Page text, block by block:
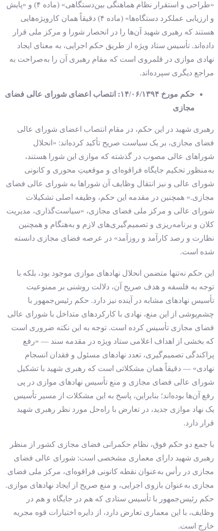
«طراحی و استقرار نظام هماهنگی بین‌دستگاهی» (ماده ۴) و «پایش
و ارزیابی عملکرد دستگاه‌ها» (ماده ۴) دقیقاً همان کارویژه‌هایی
هستند که رهبری شهید آن‌ها را در انحصار شورا و مرکز ملی قرار
داده‌اند. تأسیس ستاد ویژه از طریق حکم اجرایی، به معنای ایجاد
نهادی موازی در قلمروی است که مقام رهبری آن را به‌صراحت به
مراجع دیگری سپرده‌اند.
حکم مورخ ۱۴/۰۶/۱۳۹۴: انتصاب اعضای شورای عالی فضای
مجازی
رهبری شهید در این حکم، در مقام انتصاب اعضای شورای عالی
فضای مجازی، بر یک سیاست صریح تأکید کرده‌اند: «انحلال
شوراهای عالی مصوب در گذشته که موازی این شورا هستند،
به‌منظور تحکیم جایگاه فراقوه‌ای و موقعیتِ محوری و کانونی
شورای عالی و نیز انتقال وظایف آن شوراها به شورای عالی فضای
مجازی.» همچنین در مقدمه این حکم، وظیفه اصلی تشکیلات
شورای عالی و مرکز ملی فضای مجازی، «سیاست‌گذاری، مدیریت
کلان و برنامه‌ریزی و تصمیم‌گیری‌های لازم و به‌هنگام و همچنین
نظارت و رصد کارآمد و روزآمد» در عرصه فضای مجازی دانسته
شده است.
این حکم نه‌تنها متضمن انحلال نهادهای موازی موجود بود، بلکه با
توجه به فلسفه و هدف صریح آن، دلالت روشنی بر ممنوعیت
تأسیس نهادهای مشابه در آینده نیز دارد. حکم رئیس‌جمهور با
چشم‌پوشی از این منع، نهادی با کارکردهای متداخل با شورای عالی
فضای مجازی تأسیس کرده است. توجه به این نکته ضروری است
که بخشی از اهداف اعلامی ستاد ویژه در مقدمه سند — «رفع
پراکندگی تصمیم‌گیری، تعدد نهادهای مسئول و فقدان انسجام
نهادی» — دقیقاً همان مشکلاتی است که رهبری شهید با تشکیل
شورای عالی فضای مجازی و منع تأسیس نهادهای موازی در پی
رفع آن‌ها بوده‌اند؛ بنابراین، پاسخ به این مشکلات از مسیر تأسیس
یک نهاد موازی جدید، در تعارض با راه‌حل مورد نظر رهبری شهید
قرار دارد.
با جمع دو حکم فوق، نظام حکمرانی فضای مجازی کشور از منظر
رهبری شهید دارای معماری مشخصی است: شورای عالی فضای
مجازی در رأس به‌عنوان نقطه کانونی فراقوه‌ای، مرکز ملی فضای
مجازی به‌عنوان بازوی اجرایی، و منع صریح از ایجاد نهادهای موازی.
حکم رئیس‌جمهور با تأسیس ستادی که هم در جایگاه و هم در
وظایف، با این معماری تعارض دارد، از دایره اختیارات قوه مجریه
خارج است.